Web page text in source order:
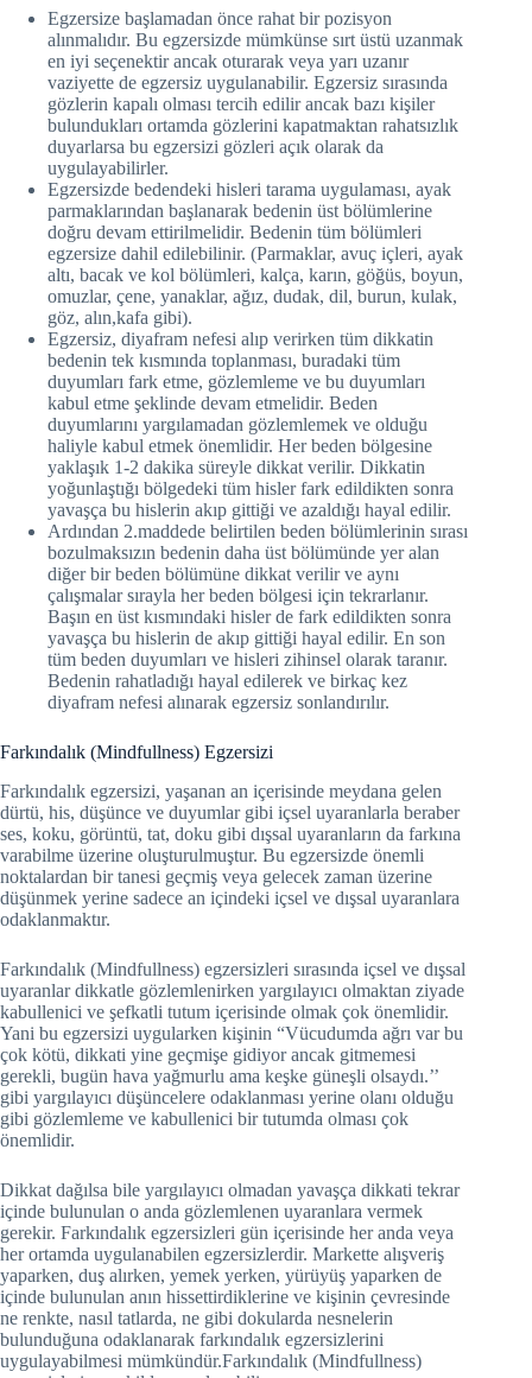
Egzersize başlamadan önce rahat bir pozisyon
alınmalıdır. Bu egzersizde mümkünse sırt üstü uzanmak
en iyi seçenektir ancak oturarak veya yarı uzanır
vaziyette de egzersiz uygulanabilir. Egzersiz sırasında
gözlerin kapalı olması tercih edilir ancak bazı kişiler
bulundukları ortamda gözlerini kapatmaktan rahatsızlık
duyarlarsa bu egzersizi gözleri açık olarak da
uygulayabilirler.
Egzersizde bedendeki hisleri tarama uygulaması, ayak
parmaklarından başlanarak bedenin üst bölümlerine
doğru devam ettirilmelidir. Bedenin tüm bölümleri
egzersize dahil edilebilinir. (Parmaklar, avuç içleri, ayak
altı, bacak ve kol bölümleri, kalça, karın, göğüs, boyun,
omuzlar, çene, yanaklar, ağız, dudak, dil, burun, kulak,
göz, alın,kafa gibi).
Egzersiz, diyafram nefesi alıp verirken tüm dikkatin
bedenin tek kısmında toplanması, buradaki tüm
duyumları fark etme, gözlemleme ve bu duyumları
kabul etme şeklinde devam etmelidir. Beden
duyumlarını yargılamadan gözlemlemek ve olduğu
haliyle kabul etmek önemlidir. Her beden bölgesine
yaklaşık 1-2 dakika süreyle dikkat verilir. Dikkatin
yoğunlaştığı bölgedeki tüm hisler fark edildikten sonra
yavaşça bu hislerin akıp gittiği ve azaldığı hayal edilir.
Ardından 2.maddede belirtilen beden bölümlerinin sırası
bozulmaksızın bedenin daha üst bölümünde yer alan
diğer bir beden bölümüne dikkat verilir ve aynı
çalışmalar sırayla her beden bölgesi için tekrarlanır.
Başın en üst kısmındaki hisler de fark edildikten sonra
yavaşça bu hislerin de akıp gittiği hayal edilir. En son
tüm beden duyumları ve hisleri zihinsel olarak taranır.
Bedenin rahatladığı hayal edilerek ve birkaç kez
diyafram nefesi alınarak egzersiz sonlandırılır.
Farkındalık (Mindfullness) Egzersizi
Farkındalık egzersizi, yaşanan an içerisinde meydana gelen
dürtü, his, düşünce ve duyumlar gibi içsel uyaranlarla beraber
ses, koku, görüntü, tat, doku gibi dışsal uyaranların da farkına
varabilme üzerine oluşturulmuştur. Bu egzersizde önemli
noktalardan bir tanesi geçmiş veya gelecek zaman üzerine
düşünmek yerine sadece an içindeki içsel ve dışsal uyaranlara
odaklanmaktır.
Farkındalık (Mindfullness) egzersizleri sırasında içsel ve dışsal
uyaranlar dikkatle gözlemlenirken yargılayıcı olmaktan ziyade
kabullenici ve şefkatli tutum içerisinde olmak çok önemlidir.
Yani bu egzersizi uygularken kişinin “Vücudumda ağrı var bu
çok kötü, dikkati yine geçmişe gidiyor ancak gitmemesi
gerekli, bugün hava yağmurlu ama keşke güneşli olsaydı.’’
gibi yargılayıcı düşüncelere odaklanması yerine olanı olduğu
gibi gözlemleme ve kabullenici bir tutumda olması çok
önemlidir.
Dikkat dağılsa bile yargılayıcı olmadan yavaşça dikkati tekrar
içinde bulunulan o anda gözlemlenen uyaranlara vermek
gerekir. Farkındalık egzersizleri gün içerisinde her anda veya
her ortamda uygulanabilen egzersizlerdir. Markette alışveriş
yaparken, duş alırken, yemek yerken, yürüyüş yaparken de
içinde bulunulan anın hissettirdiklerine ve kişinin çevresinde
ne renkte, nasıl tatlarda, ne gibi dokularda nesnelerin
bulunduğuna odaklanarak farkındalık egzersizlerini
uygulayabilmesi mümkündür.Farkındalık (Mindfullness)